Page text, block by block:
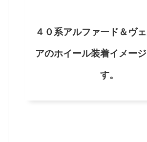
４０系アルファード＆ヴ
アのホイール装着イメー
す。